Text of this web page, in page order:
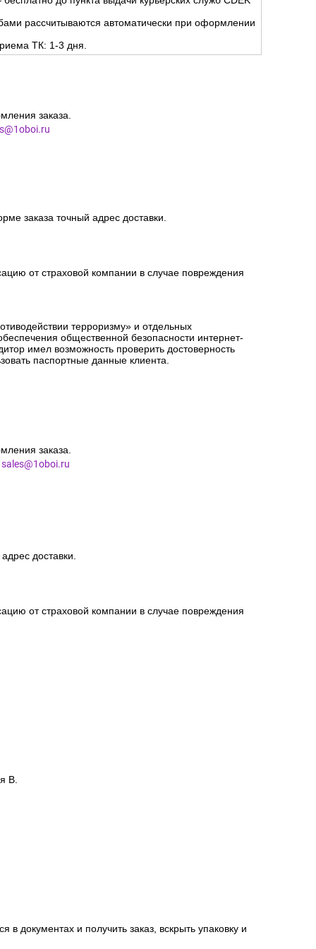
рассчитываются автоматически при оформлении
ТК: 1-3 дня.
заказа.
заказа точный адрес доставки.
от страховой компании в случае повреждения
терроризму» и отдельных
общественной безопасности интернет-
имел возможность проверить достоверность
паспортные данные клиента.
заказа.
sales@1oboi.ru
доставки.
от страховой компании в случае повреждения
В.
в документах и получить заказ, вскрыть упаковку и